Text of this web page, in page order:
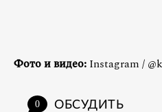
Фото и видео: Instagram /
0 ОБСУДИТЬ